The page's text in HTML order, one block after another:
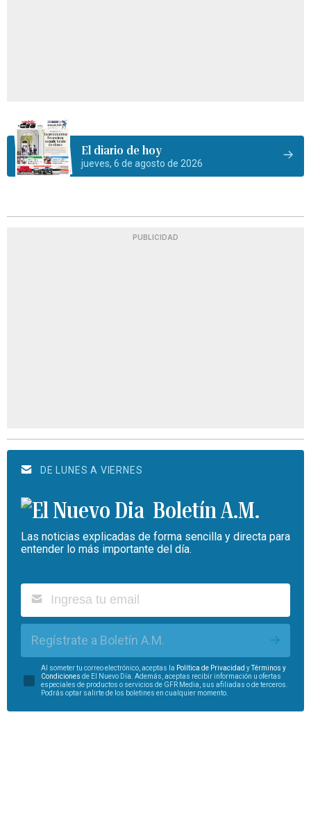
El diario de hoy
jueves, 6 de agosto de 2026
PUBLICIDAD
DE LUNES A VIERNES
Boletín A.M.
Las noticias explicadas de forma sencilla y directa para
entender lo más importante del día.
Regístrate a Boletín A.M.
Al someter tu correo electrónico, aceptas la Política de Privacidad yTérminos y
Condiciones de El Nuevo Día. Además, aceptas recibir información u ofertas
especiales de productos o servicios de GFR Media, sus afiliadas o de terceros.
Podrás optar salirte de los boletines en cualquier momento.